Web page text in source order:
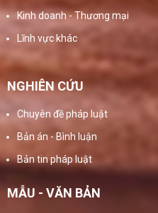
Kinh doanh - Thương mại
Lĩnh vực khác
NGHIÊN CỨU
Chuyên đề pháp luật
Bản án - Bình luận
Bản tin pháp luật
MẪU - VĂN BẢN